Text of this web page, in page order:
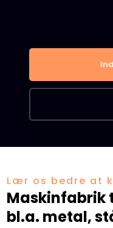
​Lær os bedre at
Maskinfabrik
bl.a. metal,